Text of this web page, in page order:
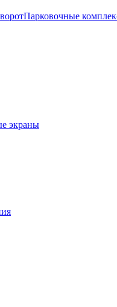
Парковочные
экраны